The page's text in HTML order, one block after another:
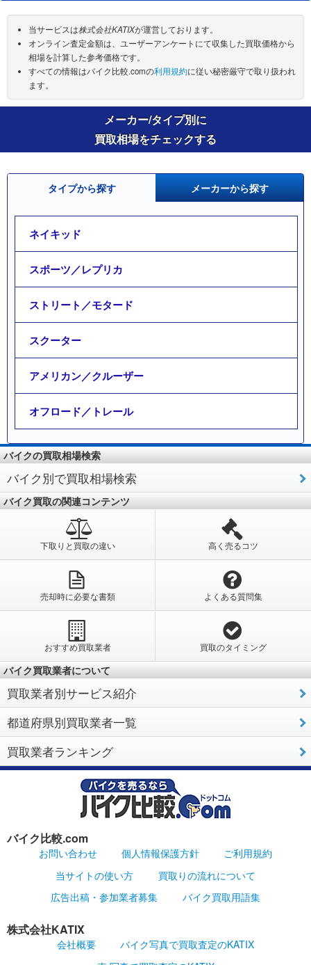
当サービスは株式会社KATIXが運営しております。
オンライン査定金額は、ユーザーアンケートにて収集した買取価格から
相場を計算した参考価格です。
すべての情報はバイク比較.comの利用規約に従い秘密厳守で取り扱われ
ます。
メーカー/タイプ別に
買取相場をチェックする
タイプから探す メーカーから探す
ネイキッド
スポーツ／レプリカ
ストリート／モタード
スクーター
アメリカン／クルーザー
オフロード／トレール
バイクの買取相場検索
バイク別で買取相場検索
バイク買取の関連コンテンツ
下取りと買取の違い 高く売るコツ
売却時に必要な書類 よくある質問集
おすすめ買取業者 買取のタイミング
バイク買取業者について
買取業者別サービス紹介
都道府県別買取業者一覧
買取業者ランキング
バイク比較.com
お問い合わせ 個人情報保護方針
ご利用規約
当サイトの使い方
買取りの流れについて
広告出稿・参加業者募集
バイク買取用語集
株式会社KATIX
会社概要
バイク写真で買取査定のKATIX